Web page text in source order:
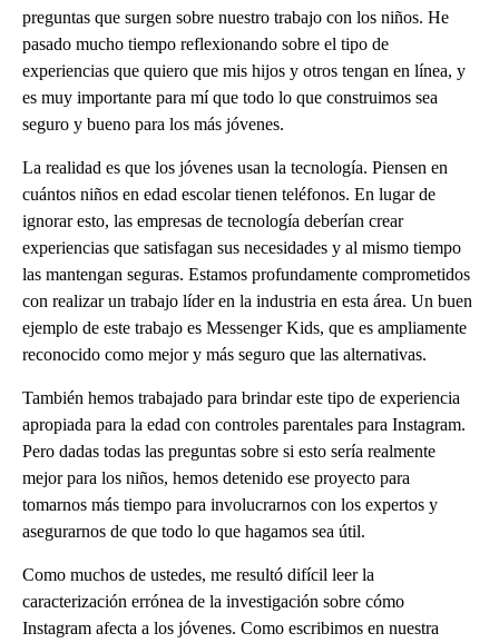
preguntas que surgen sobre nuestro trabajo con los niños. He
pasado mucho tiempo reflexionando sobre el tipo de
experiencias que quiero que mis hijos y otros tengan en línea, y
es muy importante para mí que todo lo que construimos sea
seguro y bueno para los más jóvenes.
La realidad es que los jóvenes usan la tecnología. Piensen en
cuántos niños en edad escolar tienen teléfonos. En lugar de
ignorar esto, las empresas de tecnología deberían crear
experiencias que satisfagan sus necesidades y al mismo tiempo
las mantengan seguras. Estamos profundamente comprometidos
con realizar un trabajo líder en la industria en esta área. Un buen
ejemplo de este trabajo es Messenger Kids, que es ampliamente
reconocido como mejor y más seguro que las alternativas.
También hemos trabajado para brindar este tipo de experiencia
apropiada para la edad con controles parentales para Instagram.
Pero dadas todas las preguntas sobre si esto sería realmente
mejor para los niños, hemos detenido ese proyecto para
tomarnos más tiempo para involucrarnos con los expertos y
asegurarnos de que todo lo que hagamos sea útil.
Como muchos de ustedes, me resultó difícil leer la
caracterización errónea de la investigación sobre cómo
Instagram afecta a los jóvenes. Como escribimos en nuestra